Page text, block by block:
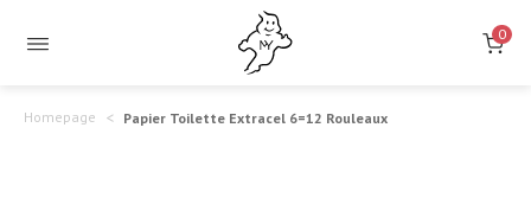
0
Homepage Papier Toilette Extracel 6=12 Rouleaux
Papier
Extracel
Douceur
Maximale
et